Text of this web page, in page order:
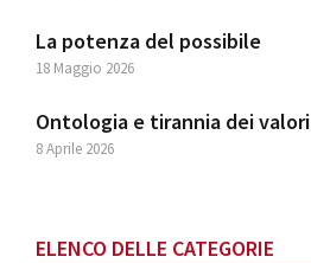
La potenza del possibile
18 Maggio 2026
Ontologia e tirannia dei valori
8 Aprile 2026
ELENCO DELLE CATEGORIE